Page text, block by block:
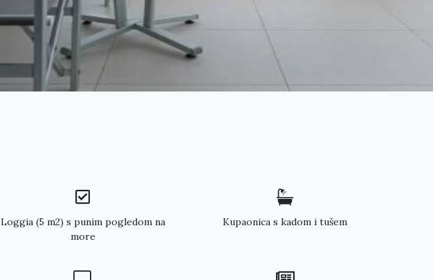
Loggia (5 m2) s punim pogledom na
more
Kupaonica s kadom i tušem